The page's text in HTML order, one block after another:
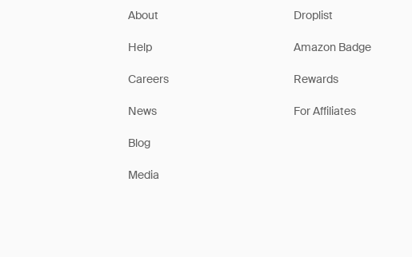
About
Help
Careers
News
Blog
Media
Droplist
Amazon Badge
Rewards
For Affiliates